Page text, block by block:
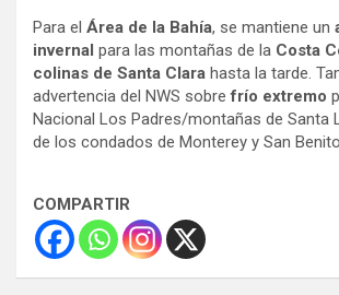
Para el Área de la Bahía, se mantiene un
invernal para las montañas de la Costa
colinas de Santa Clara hasta la tarde.
advertencia del NWS sobrefrío extremo
Nacional Los Padres/montañas de Santa
de los condados de Monterey y San
COMPARTIR